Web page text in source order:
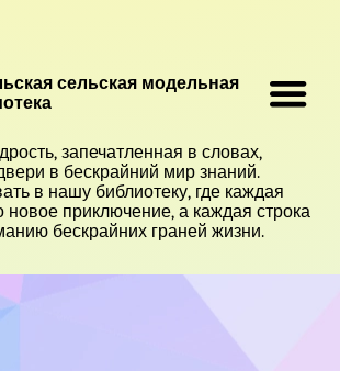
сельская модельная
запечатленная в словах,
в бескрайний мир знаний.
в нашу библиотеку, где каждая
новое приключение, а каждая строка
бескрайних граней жизни.